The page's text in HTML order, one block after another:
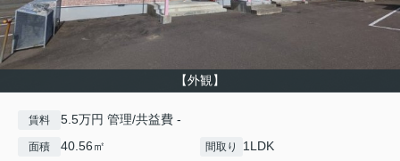
【外観】
賃料 5.5万円 管理/共益費 -
面積 40.56㎡ 間取り 1LDK